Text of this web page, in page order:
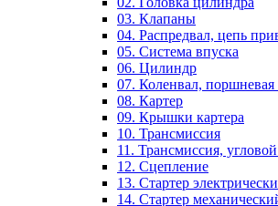
03. Клапаны
04. Распредвал, цепь
05. Система впуска
06. Цилиндр
07. Коленвал, поршневая
08. Картер
09. Крышки картера
10. Трансмиссия
11. Трансмиссия,
12. Сцепление
13. Стартер
14. Стартер